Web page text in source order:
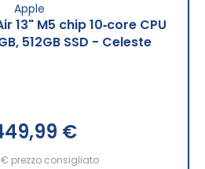
Apple
13" M5 chip 10‑core CPU
512GB SSD - Celeste
€
€ prezzo consigliato